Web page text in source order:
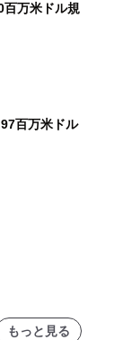
百万米ドル規
百万米ドル
もっと見る